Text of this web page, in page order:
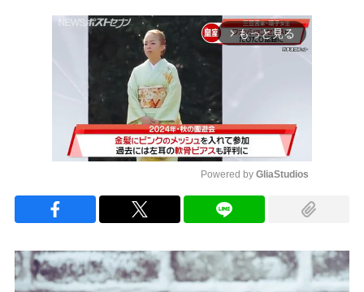
arrow_forward_ios もっと見る
Powered by GliaStudios